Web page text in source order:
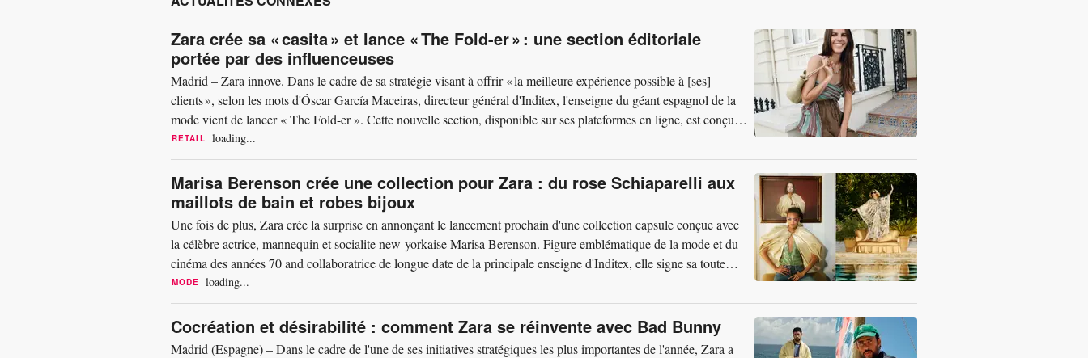
Zara crée sa « casita » et lance « The Fold-er » : une section éditoriale
portée par des influenceuses
Madrid – Zara innove. Dans le cadre de sa stratégie visant à offrir « la meilleure expérience possible à [ses]
clients », selon les mots d'Óscar García Maceiras, directeur général d'Inditex, l'enseigne du géant espagnol de la
mode vient de lancer « The Fold-er ». Cette nouvelle section, disponible sur ses plateformes en ligne, est conçue
comme...
RETAIL loading...
Marisa Berenson crée une collection pour Zara : du rose Schiaparelli aux
maillots de bain et robes bijoux
Une fois de plus, Zara crée la surprise en annonçant le lancement prochain d'une collection capsule conçue avec
la célèbre actrice, mannequin et socialite new-yorkaise Marisa Berenson. Figure emblématique de la mode et du
cinéma des années 70 and collaboratrice de longue date de la principale enseigne d'Inditex, elle signe sa toute
première...
MODE loading...
Cocréation et désirabilité : comment Zara se réinvente avec Bad Bunny
Madrid (Espagne) – Dans le cadre de l'une de ses initiatives stratégiques les plus importantes de l'année, Zara a